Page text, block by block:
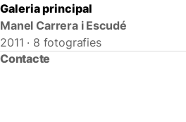
Galeria principal
Manel Carrera i Escudé
2011 · 8 fotografies
Contacte